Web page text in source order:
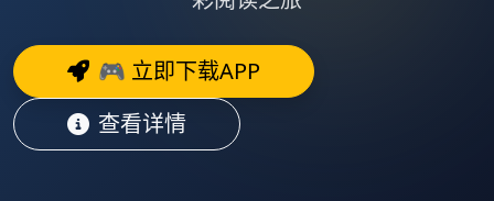
🎮 立即下载APP
查看详情